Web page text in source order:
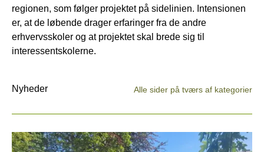
regionen, som følger projektet på sidelinien. Intensionen
er, at de løbende drager erfaringer fra de andre
erhvervsskoler og at projektet skal brede sig til
interessentskolerne.
Nyheder Alle sider på tværs af kategorier